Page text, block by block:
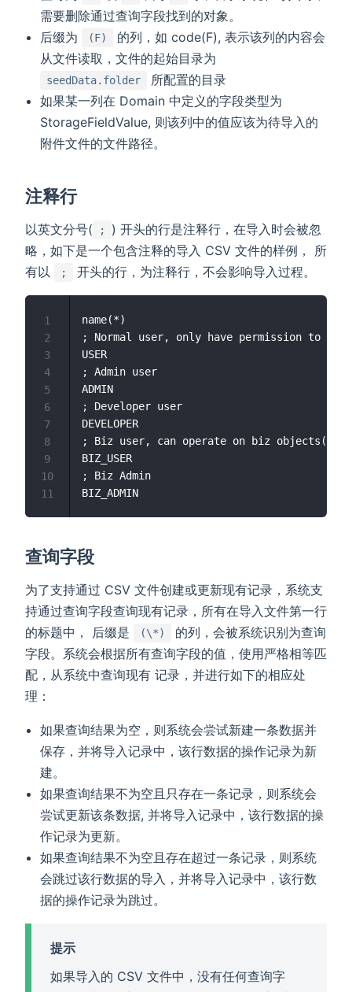
需要删除通过查询字段找到的对象。
后缀为
(F)
的列，如 code(F), 表示该列的内容会
从文件读取，文件的起始目录为
seedData.folder
所配置的目录
如果某一列在 Domain 中定义的字段类型为
StorageFieldValue, 则该列中的值应该为待导入的
附件文件的文件路径。
注释行
以英文分号( ;
) 开头的行是注释行，在导入时会被忽
略，如下是一个包含注释的导入 CSV 文件的样例， 所
有以
; 开头的行，为注释行，不会影响导入过程。
name(*)
; Normal user, only have permission to
USER
; Admin user
ADMIN
; Developer user
DEVELOPER
; Biz user, can operate on biz
BIZ_USER
; Biz Admin
1
2
3
4
5
6
7
8
9
10
11
查询字段
为了支持通过 CSV 文件创建或更新现有记录，系统支
持通过查询字段查询现有记录，所有在导入文件第一行
的标题中， 后缀是
(\*)
的列，会被系统识别为查询
字段。系统会根据所有查询字段的值，使用严格相等匹
配，从系统中查询现有 记录，并进行如下的相应处
理：
如果查询结果为空，则系统会尝试新建一条数据并
保存，并将导入记录中，该行数据的操作记录为新
建。
如果查询结果不为空且只存在一条记录，则系统会
尝试更新该条数据, 并将导入记录中，该行数据的操
作记录为更新。
如果查询结果不为空且存在超过一条记录，则系统
会跳过该行数据的导入，并将导入记录中，该行数
据的操作记录为跳过。
提示
如果导入的 CSV 文件中，没有任何查询字